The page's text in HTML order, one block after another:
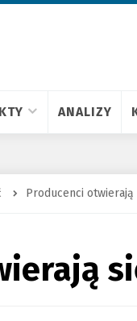
ANALIZY
Producenci otwierają